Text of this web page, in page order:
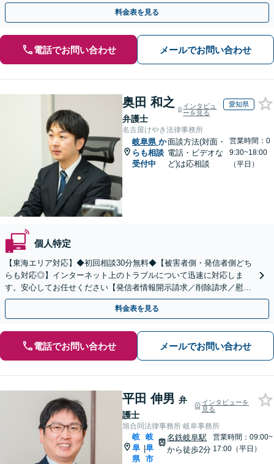
【WEB面談OK&解決実績豊富】【千葉中央駅4分】
料金表を見る
電話でお問い合わせ メールでお問い合わせ
奥田 和之
弁護士
インタビュ
ーを見る
愛知県
名古屋けやき法律事務所
岐阜県 か
らも相談
受付中
面談方法(対面・
電話・ビデオな
ど)は応相談
営業時間：0
9:30~18:00
（平日）
個人特定
【東海エリア対応】◆初回相談30分無料◆【被害者側・発信者側どち
らも対応◎】インターネット上のトラブルについて迅速に対応しま
す。安心してお任せください【発信者情報開示請求／削除請求／慰謝
料請求／意見照会への対応】
料金表を見る
電話でお問い合わせ メールでお問い合わせ
平田 伸男 弁
護士
インタビューを
見る
旭合同法律事務所 岐阜事務所
岐
阜
県
|
岐
阜
市
名鉄岐阜駅
から徒歩2分
営業時間：09:00~
17:00（平日）